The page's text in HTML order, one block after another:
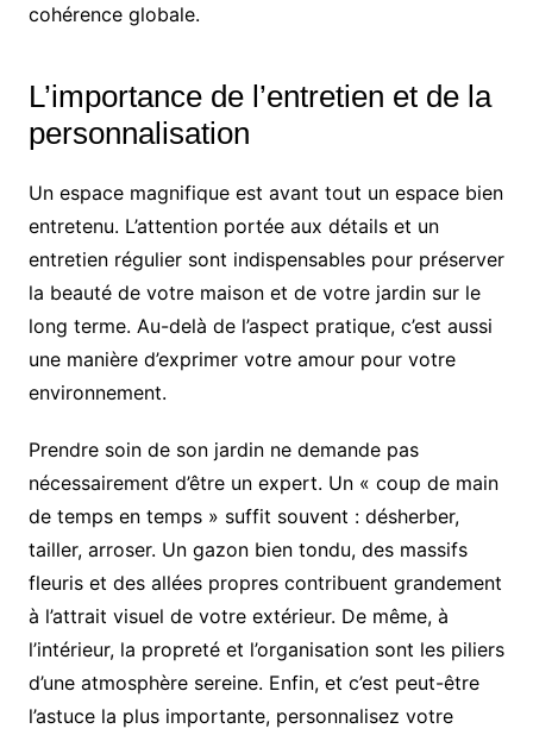
cohérence globale.
L’importance de l’entretien et de la
personnalisation
Un espace magnifique est avant tout un espace bien
entretenu. L’attention portée aux détails et un
entretien régulier sont indispensables pour préserver
la beauté de votre maison et de votre jardin sur le
long terme. Au-delà de l’aspect pratique, c’est aussi
une manière d’exprimer votre amour pour votre
environnement.
Prendre soin de son jardin ne demande pas
nécessairement d’être un expert. Un « coup de main
de temps en temps » suffit souvent : désherber,
tailler, arroser. Un gazon bien tondu, des massifs
fleuris et des allées propres contribuent grandement
à l’attrait visuel de votre extérieur. De même, à
l’intérieur, la propreté et l’organisation sont les piliers
d’une atmosphère sereine. Enfin, et c’est peut-être
l’astuce la plus importante, personnalisez votre